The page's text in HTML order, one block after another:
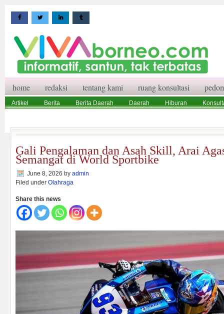
home redaksi tentang kami ruang konsultasi
Artikel Berita Berita Daerah Daerah Hiburan
Gali Pengalaman dan Asah Skill, Arai
Semangat di World Sportbike
June 8, 2026 by admin
Filed under Olahraga
Share this news